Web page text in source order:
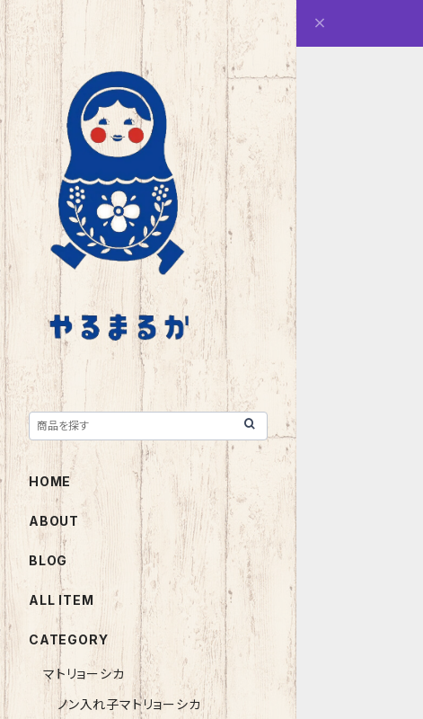
HOME
ABOUT
BLOG
ALL ITEM
CATEGORY
マトリョーシカ
ノン入れ子マトリョーシカ